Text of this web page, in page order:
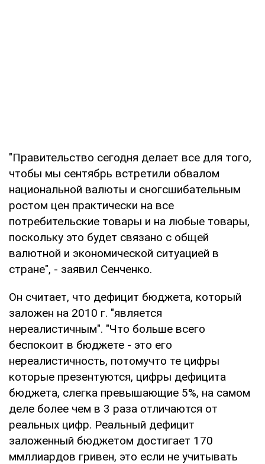
"Правительство сегодня делает все для того,
чтобы мы сентябрь встретили обвалом
национальной валюты и сногсшибательным
ростом цен практически на все
потребительские товары и на любые товары,
поскольку это будет связано с общей
валютной и экономической ситуацией в
стране", - заявил Сенченко.
Он считает, что дефицит бюджета, который
заложен на 2010 г. "является
нереалистичным". "Что больше всего
беспокоит в бюджете - это его
нереалистичность, потомучто те цифры
которые презентуются, цифры дефицита
бюджета, слегка превышающие 5%, на самом
деле более чем в 3 раза отличаются от
реальных цифр. Реальный дефицит
заложенный бюджетом достигает 170
ммллиардов гривен, это если не учитывать